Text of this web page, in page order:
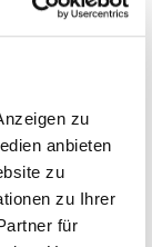
zu
anbieten
zu
zu Ihrer
für
– auch in
(E-